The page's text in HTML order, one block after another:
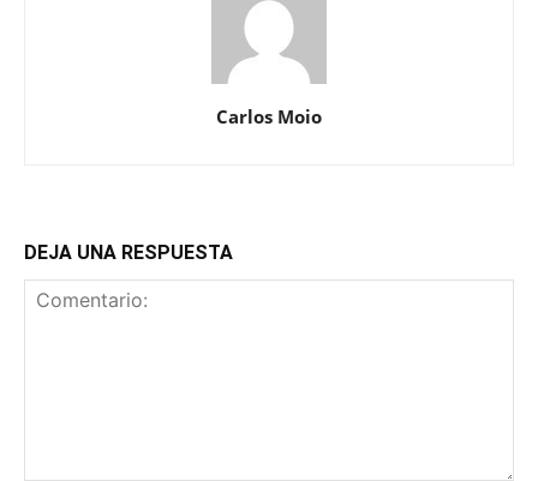
Carlos Moio
DEJA UNA RESPUESTA